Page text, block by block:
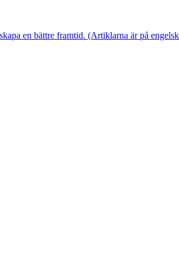
en bättre framtid. (Artiklarna är på